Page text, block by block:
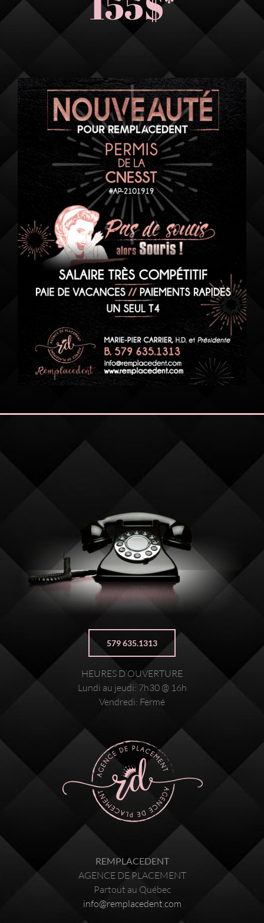
579 635.1313
HEURES D’OUVERTURE
Lundi au jeudi: 7h30 @ 16h
Vendredi: Fermé
REMPLACEDENT
AGENCE DE PLACEMENT
Partout au Québec
info@remplacedent.com